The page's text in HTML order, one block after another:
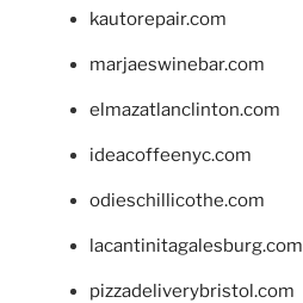
kautorepair.com
marjaeswinebar.com
elmazatlanclinton.com
ideacoffeenyc.com
odieschillicothe.com
lacantinitagalesburg.com
pizzadeliverybristol.com